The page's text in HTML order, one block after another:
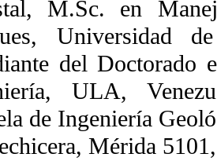
M.Sc. en
Universidad
del Doctorado
ULA,
de Ingeniería
Mérida